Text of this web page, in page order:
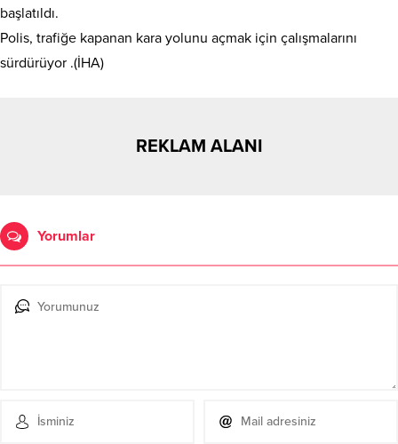
başlatıldı.
Polis, trafiğe kapanan kara yolunu açmak için çalışmalarını
sürdürüyor .(İHA)
REKLAM ALANI
Yorumlar